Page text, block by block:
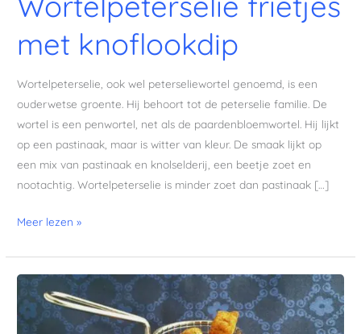
met knoflookdip
Wortelpeterselie, ook wel peterseliewortel genoemd, is een
ouderwetse groente. Hij behoort tot de peterselie familie. De
wortel is een penwortel, net als de paardenbloemwortel. Hij lijkt
op een pastinaak, maar is witter van kleur. De smaak lijkt op
een mix van pastinaak en knolselderij, een beetje zoet en
nootachtig. Wortelpeterselie is minder zoet dan pastinaak […]
Meer lezen »
Halloumi
frietjes